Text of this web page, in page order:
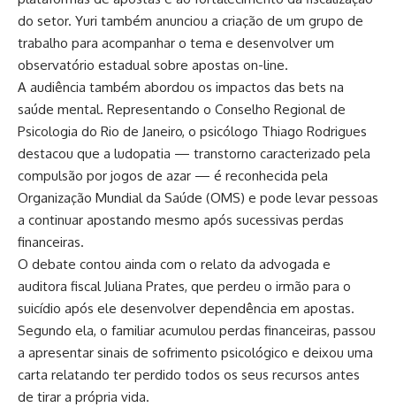
do setor. Yuri também anunciou a criação de um grupo de
trabalho para acompanhar o tema e desenvolver um
observatório estadual sobre apostas on-line.
A audiência também abordou os impactos das bets na
saúde mental. Representando o Conselho Regional de
Psicologia do Rio de Janeiro, o psicólogo Thiago Rodrigues
destacou que a ludopatia — transtorno caracterizado pela
compulsão por jogos de azar — é reconhecida pela
Organização Mundial da Saúde (OMS) e pode levar pessoas
a continuar apostando mesmo após sucessivas perdas
financeiras.
O debate contou ainda com o relato da advogada e
auditora fiscal Juliana Prates, que perdeu o irmão para o
suicídio após ele desenvolver dependência em apostas.
Segundo ela, o familiar acumulou perdas financeiras, passou
a apresentar sinais de sofrimento psicológico e deixou uma
carta relatando ter perdido todos os seus recursos antes
de tirar a própria vida.